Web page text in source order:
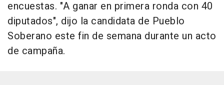
encuestas. "A ganar en primera ronda con 40
diputados", dijo la candidata de Pueblo
Soberano este fin de semana durante un acto
de campaña.